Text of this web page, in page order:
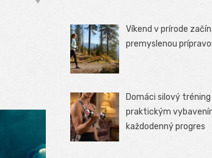
Víkend v prírode
premyslenou
Domáci silový
praktickým
každodenný progres